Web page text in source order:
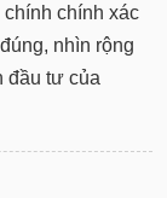
chính xác
nhìn rộng
đầu tư của